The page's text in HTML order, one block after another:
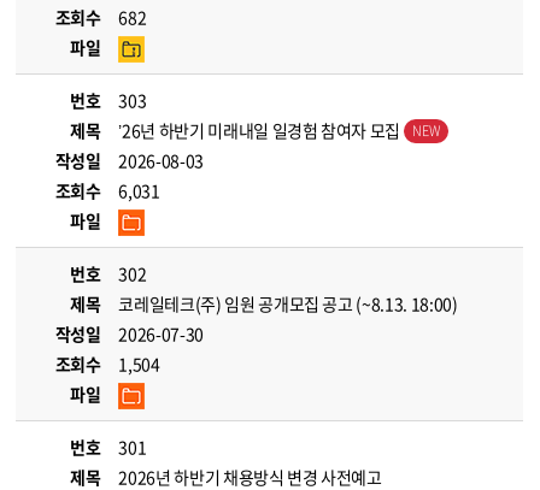
조회수
682
파일
번호
303
제목
’26년 하반기 미래내일 일경험 참여자 모집
작성일
2026-08-03
조회수
6,031
파일
번호
302
제목
코레일테크(주) 임원 공개모집 공고 (~8.13. 18:00)
작성일
2026-07-30
조회수
1,504
파일
번호
301
제목
2026년 하반기 채용방식 변경 사전예고